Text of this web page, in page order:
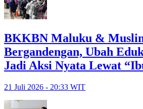
BKKBN Maluku &
Bergandengan, Ubah
Jadi Aksi Nyata Lewat
21 Juli 2026 - 20:33 WIT